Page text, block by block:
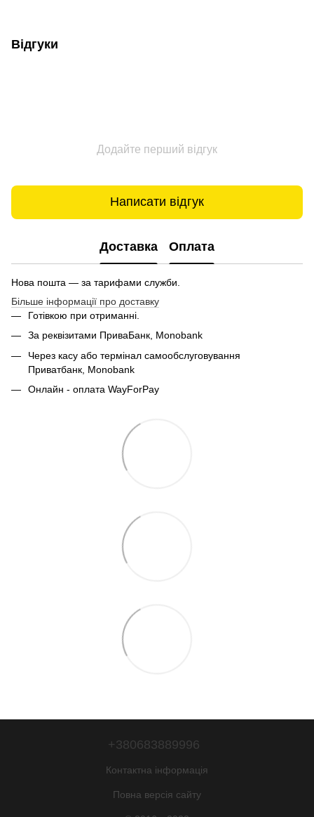
Відгуки
Додайте перший відгук
Написати відгук
Доставка Оплата
Нова пошта — за тарифами служби.
Більше інформації про доставку
Готівкою при отриманні.
За реквізитами ПриваБанк, Monobank
Через касу або термінал самообслуговування
Приватбанк, Monobank
Онлайн - оплата WayForPay
+380683889996
Контактна інформація
Повна версія сайту